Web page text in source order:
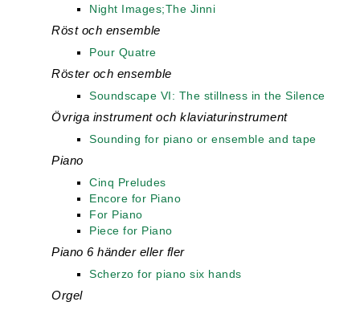
Night Images;The Jinni
Röst och ensemble
Pour Quatre
Röster och ensemble
Soundscape VI: The stillness in the Silence
Övriga instrument och klaviaturinstrument
Sounding for piano or ensemble and tape
Piano
Cinq Preludes
Encore for Piano
For Piano
Piece for Piano
Piano 6 händer eller fler
Scherzo for piano six hands
Orgel